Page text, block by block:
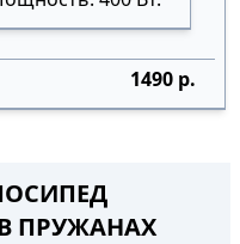
1490 р.
ПРУЖАНАХ